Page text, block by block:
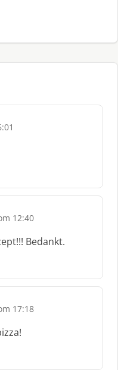
12:40
Bedankt.
17:18